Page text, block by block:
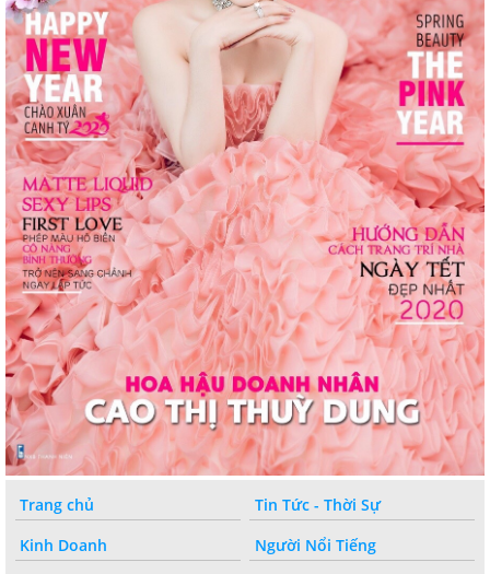
Trang chủ
Tin Tức - Thời Sự
Kinh Doanh
Người Nổi Tiếng